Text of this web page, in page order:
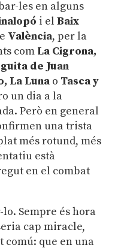
les en alguns
i el Baix
València, per la
com La Cigrona,
de Juan
La Lunao Tasca y
un dia a la
Però en general
una trista
més rotund, més
està
en el combat
Sempre és hora
cap miracle,
comú: que en una